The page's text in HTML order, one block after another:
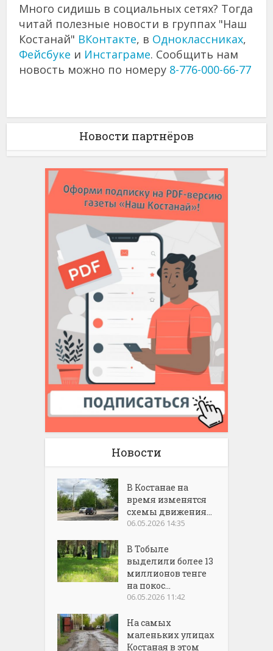
Много сидишь в социальных сетях? Тогда
читай полезные новости в группах "Наш
Костанай" ВКонтакте, в Одноклассниках,
Фейсбуке и Инстаграме. Сообщить нам
новость можно по номеру 8-776-000-66-77
Новости партнёров
Новости
В Костанае на
время изменятся
схемы движения...
06.05.2026 14:35
В Тобыле
выделили более 13
миллионов тенге
на покос...
06.05.2026 11:42
На самых
маленьких улицах
Костаная в этом